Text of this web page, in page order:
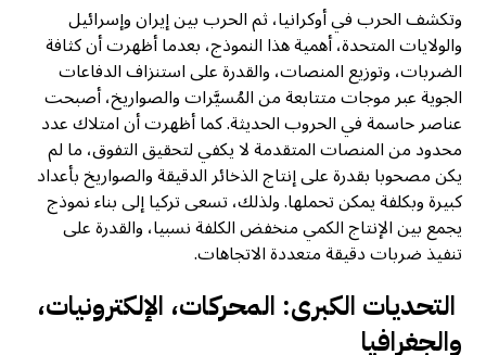
وتكشف الحرب في أوكرانيا، ثم الحرب بين إيران وإسرائيل
والولايات المتحدة، أهمية هذا النموذج، بعدما أظهرت أن كثافة
الضربات، وتوزيع المنصات، والقدرة على استنزاف الدفاعات
الجوية عبر موجات متتابعة من المُسيَّرات والصواريخ، أصبحت
عناصر حاسمة في الحروب الحديثة. كما أظهرت أن امتلاك عدد
محدود من المنصات المتقدمة لا يكفي لتحقيق التفوق، ما لم
يكن مصحوبا بقدرة على إنتاج الذخائر الدقيقة والصواريخ بأعداد
كبيرة وبكلفة يمكن تحملها. ولذلك، تسعى تركيا إلى بناء نموذج
يجمع بين الإنتاج الكمي منخفض الكلفة نسبيا، والقدرة على
تنفيذ ضربات دقيقة متعددة الاتجاهات.
التحديات الكبرى: المحركات، الإلكترونيات،
والجغرافيا